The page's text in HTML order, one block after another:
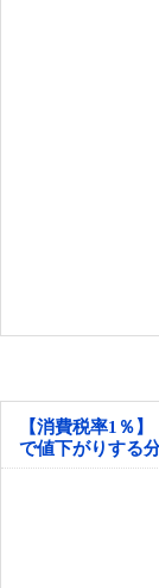
【消費税率1％
で値下がりする
えない店も